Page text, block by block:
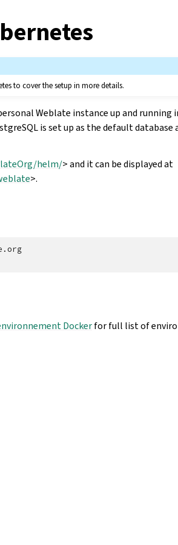
to cover the setup in more details.
Weblate instance up and running
is set up as the default
helm/> and it can be displayed at
>.
Dockerfor full list of